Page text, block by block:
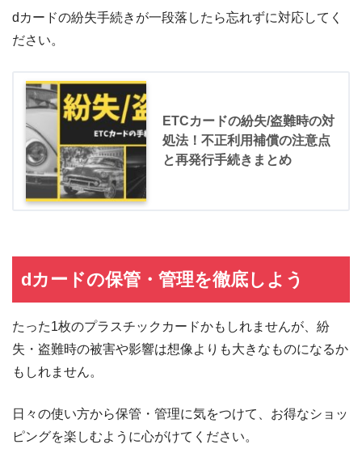
dカードの紛失手続きが一段落したら忘れずに対応してく
ださい。
ETCカードの紛失/盗難時の対
処法！不正利用補償の注意点
と再発行手続きまとめ
dカードの保管・管理を徹底しよう
たった1枚のプラスチックカードかもしれませんが、紛
失・盗難時の被害や影響は想像よりも大きなものになるか
もしれません。
日々の使い方から保管・管理に気をつけて、お得なショッ
ピングを楽しむように心がけてください。